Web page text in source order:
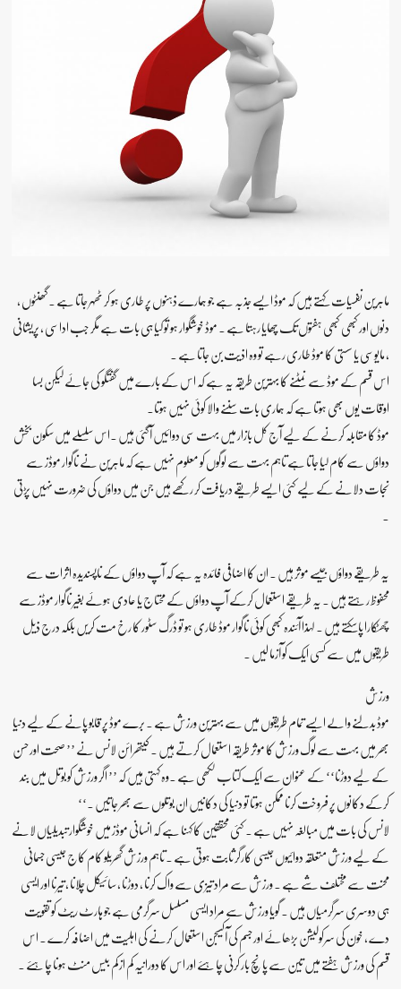
ماہرین نفسیات کہتے ہیں کہ موڈ ایسے جذبہ ہے جو ہمارے ذہنوں پر طاری ہو کر ٹھہر جاتا ہے ۔ گھنٹوں ،
دنوں اور کبھی کبھی ہفتوں تک چھایا رہتا ہے ۔ موڈ خوشگوار ہو تو کیا ہی بات ہے مگر جب اداسی ، پریشانی
، مایوسی یا سستی کا موڈ طاری رہے تو وہ اذیت بن جاتا ہے ۔
اس قسم کے موڈ سے نمٹنے کا بہترین طریقہ یہ ہے کہ اس کے بارے میں گفتگو کی جائے لیکن بسا
اوقات یوں بھی ہوتا ہے کہ ہماری بات سننے والا کوئی نہیں ہوتا۔
موڈ کا مقابلہ کرنے کے لیے آج کل بازار میں بہت سی دوائیں آگئی ہیں ۔اس سلسلے میں سکون بخش
دواؤں سے کام لیا جاتا ہے تاہم بہت سے لوگوں کو معلوم نہیں ہے کہ ماہرین نے ناگوار موڈز سے
نجات دلانے کے لیے کئی ایسے طریقے دریافت کر رکھے ہیں جن میں دواؤں کی ضرورت نہیں پڑتی
۔
یہ طریقے دواؤں جیسے موثر ہیں ۔ ان کا اضافی فائدہ یہ ہے کہ آپ دواؤں کے ناپسندیدہ اثرات سے
محفوظ رہتے ہیں ۔ یہ طریقے استعمال کرکے آپ دواؤں کے محتاج یا عادی ہوئے بغیر ناگوار موڈز سے
چھٹکارا پاسکتے ہیں ۔ لہذا آئندہ کبھی کوئی ناگوار موڈ طاری ہو تو ڈرگ سٹور کا رخ مت کریں بلکہ درج ذیل
طریقوں میں سے کسی ایک کو آزما لیں ۔
ورزش
موڈ بدلنے والے ایسے تمام طریقوں میں سے بہترین ورزش ہے ۔ برے موڈ پر قابو پانے کے لیے دنیا
بھر میں بہت سے لوگ ورزش کا موثر طریقہ استعمال کرتے ہیں ۔ کیتھرائن لانس نے ’’ صحت اور حسن
کے لیے دوڑنا‘‘ کے عنوان سے ایک کتاب لکھی ہے ۔وہ کہتی ہیں کہ ’’ اگر ورزش کو بوتل میں بند
کرکے دکانوں پر فروخت کرنا ممکن ہوتا تو دنیا کی دکانیں ان بوتلوں سے بھر جاتیں ۔‘‘
لانس کی بات میں مبالغہ نہیں ہے ۔ کئی محققین کا کہنا ہے کہ انسانی موڈز میں خوشگوار تبدیلیاں لانے
کے لیے ورزش متعلقہ دوائیوں جیسی کارگر ثابت ہوتی ہے ۔ تاہم ورزش گھریلو کام کاج جیسی جسمانی
محنت سے مختلف شے ہے ۔ ورزش سے مراد تیزی سے واک کرنا ، دوڑنا ، سائیکل چلانا ، تیرنا اور ایسی
ہی دوسری سرگرمیاں ہیں ۔ گویا ورزش سے مراد ایسی مسلسل سرگرمی ہے جو ہارٹ ریٹ کو تقویت
دے ، خون کی سرکولیشن بڑھائے اور جسم کی آکسیجن استعمال کرنے کی اہلیت میں اضافہ کرے ۔ اس
قسم کی ورزش ہفتے میں تین سے پانچ بار کرنی چاہئے اور اس کا دورانیہ کم از کم بیس منٹ ہونا چاہئے ۔